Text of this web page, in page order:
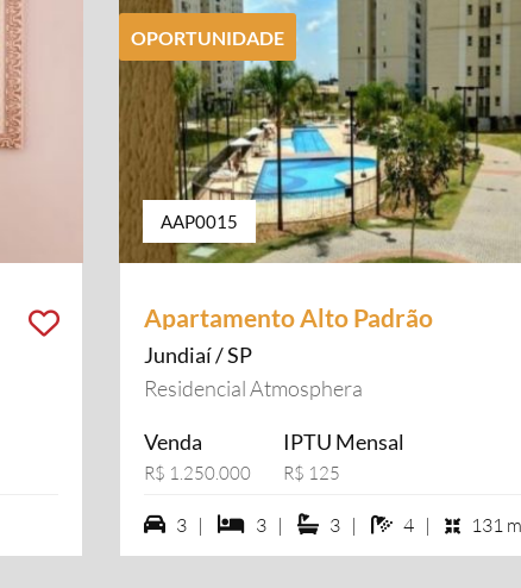
OPORTUNIDADE
AAP0015
Apartamento Alto Padrão
Jundiaí / SP
Residencial Atmosphera
Venda
R$ 1.250.000
IPTU Mensal
R$ 125
3 vagas na garagem
3 | 3 dormiórios
3 | 3 suítes
3 | 4 banheiros
4 | 131